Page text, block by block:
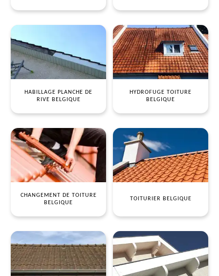
HABILLAGE PLANCHE DE
RIVE BELGIQUE
HYDROFUGE TOITURE
BELGIQUE
CHANGEMENT DE TOITURE
BELGIQUE
TOITURIER BELGIQUE